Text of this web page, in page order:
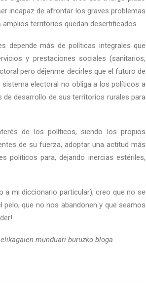
incapaz de afrontar los graves problemas
territorios quedan desertificados.
depende más de políticas integrales que
y prestaciones sociales (sanitarios,
pero déjenme decirles que el futuro de
electoral no obliga a los políticos a
desarrollo de sus territorios rurales para
de los políticos, siendo los propios
de su fuerza, adoptar una actitud más
políticos para, dejando inercias estériles,
a mi diccionario particular), creo que no se
que no nos abandonen y que seamos
munduari buruzko bloga